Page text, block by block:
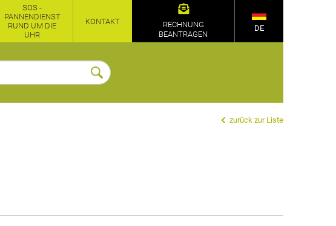
SOS -
PANNENDIENST
RUND UM DIE
UHR
KONTAKT
RECHNUNG
BEANTRAGEN
DE
zurück zur Liste